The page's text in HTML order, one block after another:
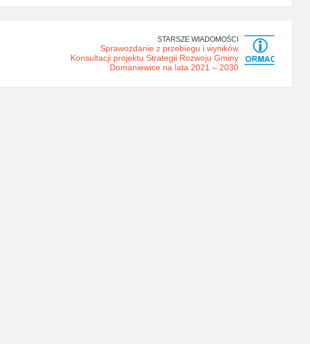
STARSZE WIADOMOŚCI
Sprawozdanie z przebiegu i wyników
Konsultacji projektu Strategii Rozwoju Gminy
Domaniewice na lata 2021 – 2030